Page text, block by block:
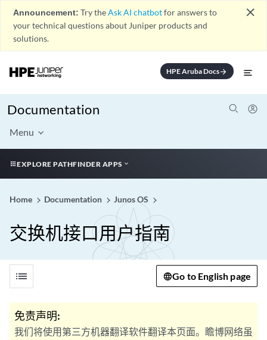
Announcement: Try theAsk AI chatbotfor answers to
your technical questions about Juniper products and
solutions.
close
HPE Aruba Docsarrow_forward
Documentation
Menu
EXPLORE PATHFINDER APPS
Home Documentation Junos OS
交换机接口用户指南
list Go to English page
免责声明:
我们将使用第三方机器翻译软件翻译本页面。瞻博网络虽